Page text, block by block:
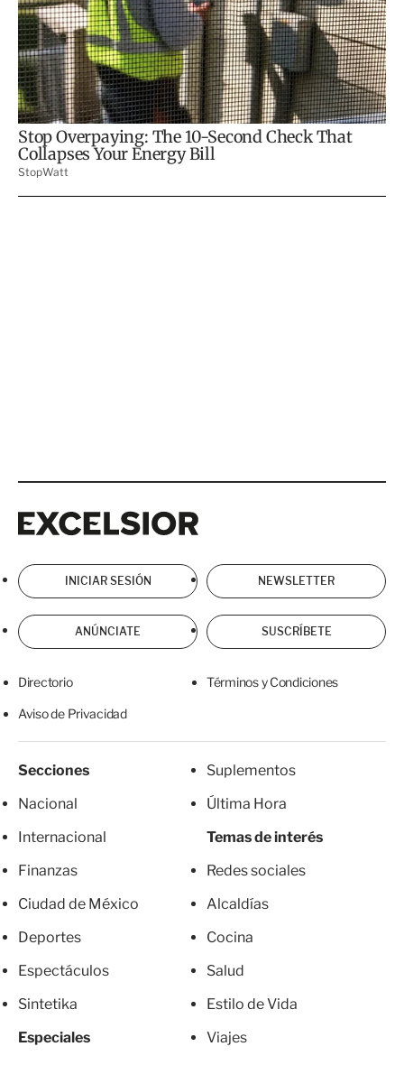
INICIAR SESIÓN NEWSLETTER
ANÚNCIATE SUSCRÍBETE
Directorio Términos y Condiciones
Aviso de Privacidad
Secciones
Nacional
Internacional
Finanzas
Ciudad de México
Deportes
Espectáculos
Sintetika
Especiales
Suplementos
Última Hora
Temas de interés
Redes sociales
Alcaldías
Cocina
Salud
Estilo de Vida
Viajes